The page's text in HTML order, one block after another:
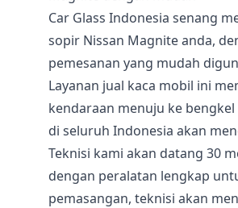
Car Glass Indonesia senang
sopir Nissan Magnite anda,
pemesanan yang mudah
Layanan jual kaca mobil ini
kendaraan menuju ke
di seluruh Indonesia akan
Teknisi kami akan datang 30
dengan peralatan lengkap
pemasangan, teknisi akan